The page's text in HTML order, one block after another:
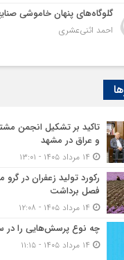
گلوگاه‌های پنهان خاموشی
احمد اثنی‌عشری
تاکید بر تشکیل انجمن
و عراق در مشهد
رکورد تولید زعفران در گرو
فصل برداشت
چه نوع پرسش‌هایی را در